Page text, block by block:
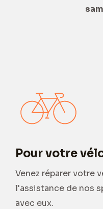
Pour votre
Venez réparer votre
l'assistance de nos
avec eux.